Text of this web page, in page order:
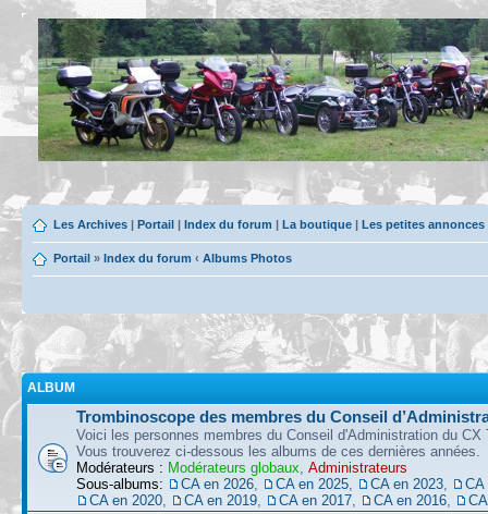
Les Archives | Portail | Index du forum | La boutique | Les petites
Portail » Index du forum ‹ Albums Photos
ALBUM
Trombinoscope des membres du Conseil
Voici les personnes membres du Conseil d'Administration du CX
Vous trouverez ci-dessous les albums de ces dernières années.
Modérateurs : Modérateurs globaux, Administrateurs
Sous-albums:
CA en 2026, CA en 2025, CA en 2023,
CA
CA en 2020, CA en 2019, CA en 2017, CA en 2016,